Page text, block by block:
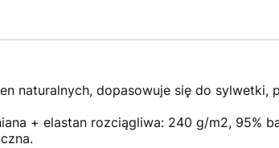
naturalnych, dopasowuje się do sylwetki,
+ elastan rozciągliwa: 240 g/m2, 95%